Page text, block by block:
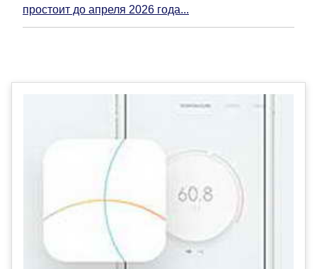
простоит до апреля 2026 года...